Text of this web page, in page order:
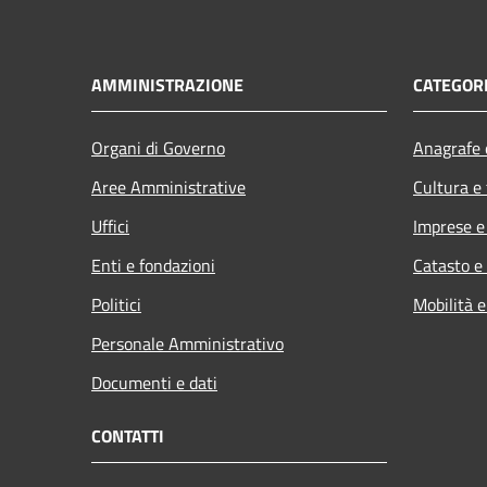
AMMINISTRAZIONE
Organi di Governo
Aree Amministrative
Uffici
Enti e fondazioni
Politici
Personale Amministrativo
Documenti e dati
Cultura
Imprese
Catasto
Mobilità
CONTATTI